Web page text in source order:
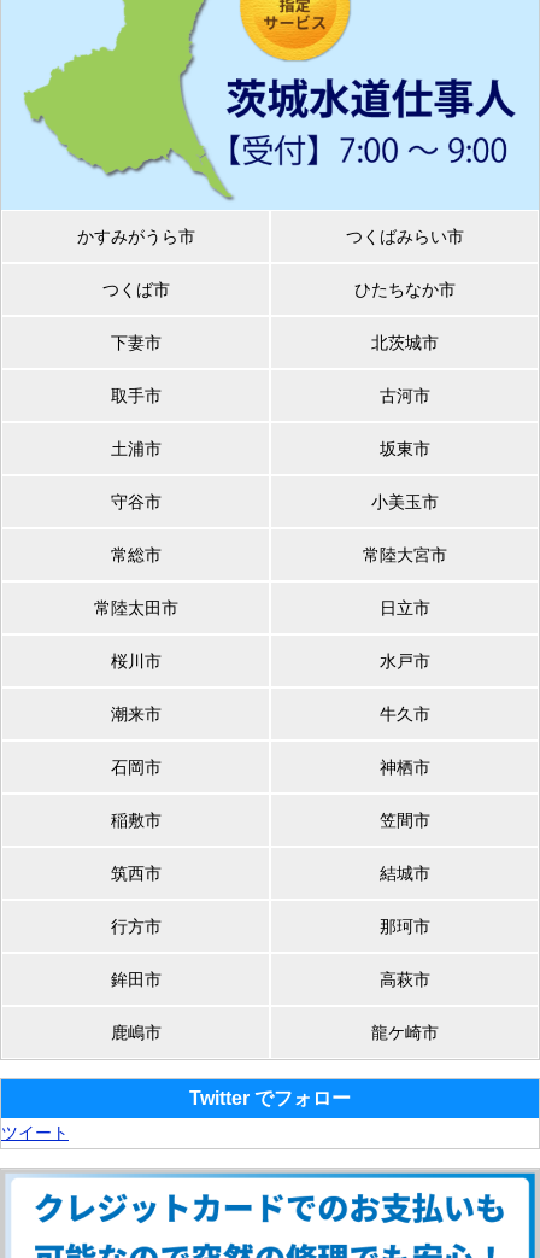
かすみがうら市 つくばみらい市
つくば市 ひたちなか市
下妻市 北茨城市
取手市 古河市
土浦市 坂東市
守谷市 小美玉市
常総市 常陸大宮市
常陸太田市 日立市
桜川市 水戸市
潮来市 牛久市
石岡市 神栖市
稲敷市 笠間市
筑西市 結城市
行方市 那珂市
鉾田市 高萩市
鹿嶋市 龍ケ崎市
Twitter でフォロー
ツイート